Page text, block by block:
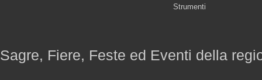
Strumenti
Sagre, Fiere, Feste ed Eventi della